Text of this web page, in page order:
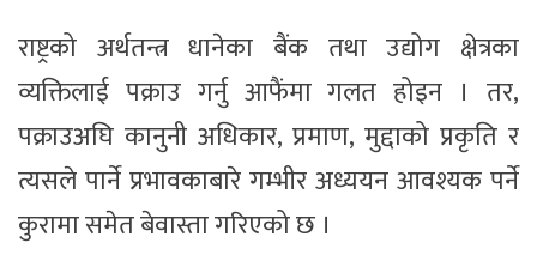
राष्ट्रको अर्थतन्त्र धानेका बैंक तथा उद्योग क्षेत्रका
व्यक्तिलाई पक्राउ गर्नु आफैंमा गलत होइन । तर,
पक्राउअघि कानुनी अधिकार, प्रमाण, मुद्दाको प्रकृति र
त्यसले पार्ने प्रभावकाबारे गम्भीर अध्ययन आवश्यक पर्ने
कुरामा समेत बेवास्ता गरिएको छ ।